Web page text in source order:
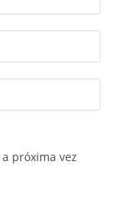
próxima vez